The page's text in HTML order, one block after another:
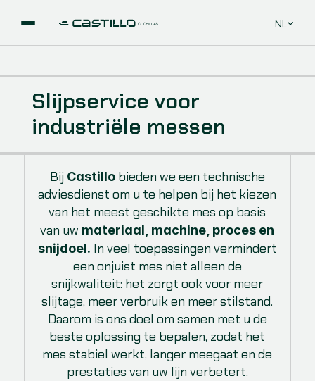
Select
NL
Bij Castillobieden we een technische
adviesdienst om u te helpen bij het kiezen
van het meest geschikte mes op basis
van uw materiaal, machine, proces en
snijdoel. In veel toepassingen vermindert
een onjuist mes niet alleen de
snijkwaliteit: het zorgt ook voor meer
slijtage, meer verbruik en meer stilstand.
Daarom is ons doel om samen met u de
beste oplossing te bepalen, zodat het
mes stabiel werkt, langer meegaat en de
prestaties van uw lijn verbetert.
Slijpservice voor
industriële messen